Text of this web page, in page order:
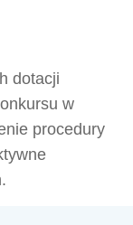
dotacji
w
procedury